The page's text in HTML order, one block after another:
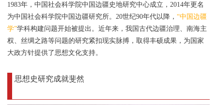
1983年，中国社会科学院中国边疆史地研究中心成立，2014年更名
为中国社会科学院中国边疆研究所。20世纪90年代以降， “中国边疆
学”学科构建问题开始被提出。近年来，我国古代边疆治理、南海主
权、丝绸之路等问题的研究紧扣现实脉搏，取得丰硕成果，为国家
大政方针提供了思想文化支持。
思想史研究成就斐然